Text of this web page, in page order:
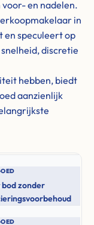
en nadelen.
in
en speculeert op
discretie
hebben, biedt
aanzienlijk
zonder